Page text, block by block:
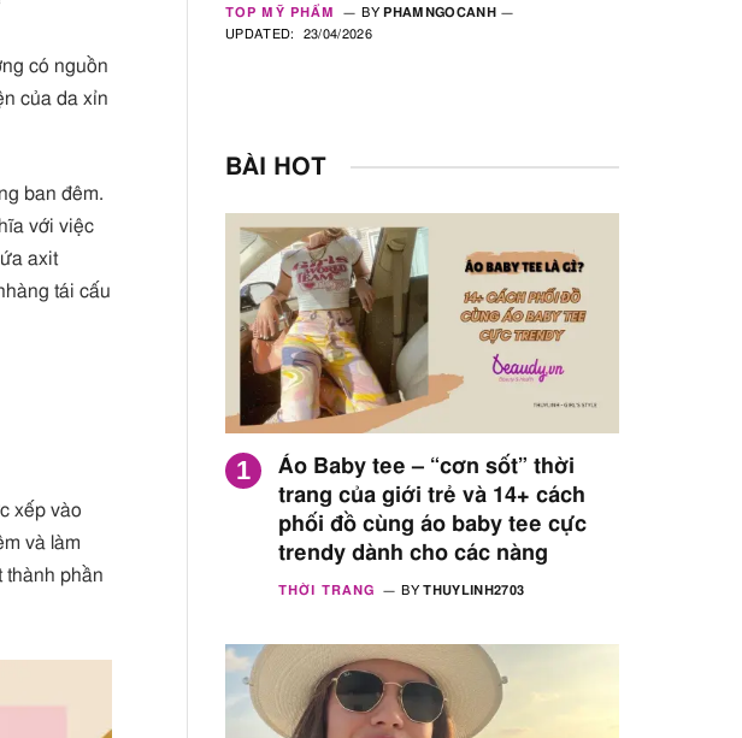
có nguồn
của da xỉn
ban đêm.
với việc
axit
tái cấu
xếp vào
và làm
thành phần
TOP MỸ PHẨM BY PHAMNGOCANH
UPDATED:
23/04/2026
BÀI HOT
Áo Baby tee – “cơn sốt” thời
trang của giới trẻ và 14+ cách
phối đồ cùng áo baby tee cực
trendy dành cho các nàng
THỜI TRANG BY THUYLINH2703